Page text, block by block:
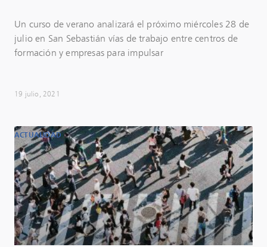
Un curso de verano analizará el próximo miércoles 28 de
julio en San Sebastián vías de trabajo entre centros de
formación y empresas para impulsar
19 julio, 2021
ACTUALIDAD